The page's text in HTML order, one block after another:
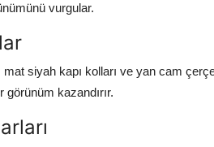
vurgular.
siyah kapı kolları ve yan cam
kazandırır.